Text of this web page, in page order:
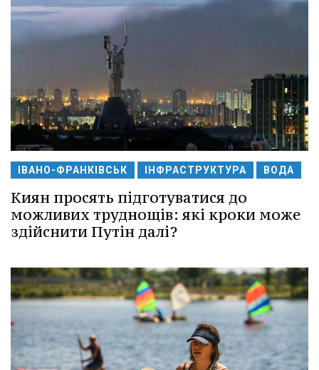
ІВАНО-ФРАНКІВСЬК ІНФРАСТРУКТУРА ВОДА
Киян просять підготуватися до
можливих труднощів: які кроки може
здійснити Путін далі?